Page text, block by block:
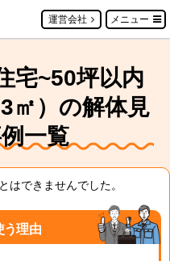
運営会社 メニュー
宅~50坪以内
㎡）の解体見
一覧
はできませんでした。
う理由